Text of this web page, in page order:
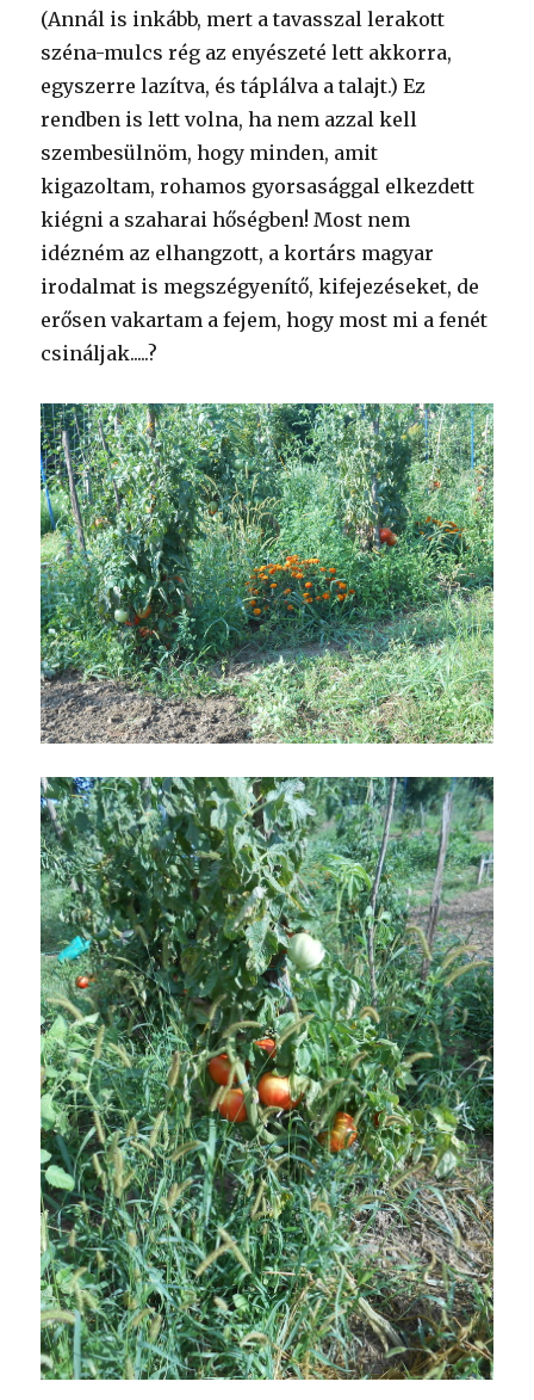
(Annál is inkább, mert a tavasszal lerakott
széna-mulcs rég az enyészeté lett akkorra,
egyszerre lazítva, és táplálva a talajt.) Ez
rendben is lett volna, ha nem azzal kell
szembesülnöm, hogy minden, amit
kigazoltam, rohamos gyorsasággal elkezdett
kiégni a szaharai hőségben! Most nem
idézném az elhangzott, a kortárs magyar
irodalmat is megszégyenítő, kifejezéseket, de
erősen vakartam a fejem, hogy most mi a fenét
csináljak.....?